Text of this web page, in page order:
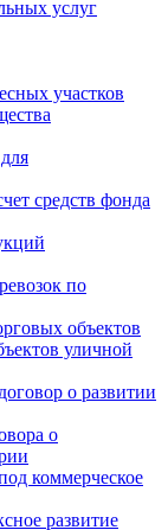
услуг
участков
средств фонда
по
объектов
уличной
о развитии
о
коммерческое
развитие